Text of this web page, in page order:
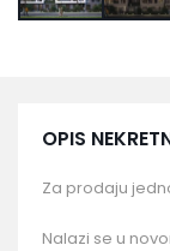
OPIS
Za prodaju
Nalazi se u